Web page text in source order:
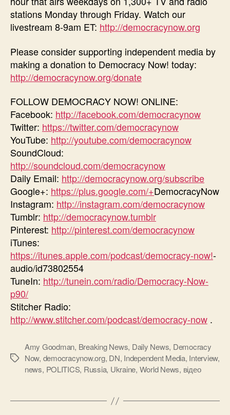
stations Monday through Friday. Watch our
livestream 8-9am ET: http://democracynow.org
Please consider supporting independent media by
making a donation to Democracy Now! today:
http://democracynow.org/donate
FOLLOW DEMOCRACY NOW! ONLINE:
Facebook: http://facebook.com/democracynow
Twitter: https://twitter.com/democracynow
YouTube: http://youtube.com/democracynow
SoundCloud:
http://soundcloud.com/democracynow
Daily Email: http://democracynow.org/subscribe
Google+: https://plus.google.com/+DemocracyNow
Instagram: http://instagram.com/democracynow
Tumblr: http://democracynow.tumblr
Pinterest: http://pinterest.com/democracynow
iTunes:
https://itunes.apple.com/podcast/democracy-now!-
audio/id73802554
TuneIn: http://tunein.com/radio/Democracy-Now-
p90/
Stitcher Radio:
http://www.stitcher.com/podcast/democracy-now .
Позначки
Amy Goodman, Breaking News, Daily News, Democracy
Now, democracynow.org, DN, Independent Media, Interview,
news, POLITICS, Russia, Ukraine, World News, відео